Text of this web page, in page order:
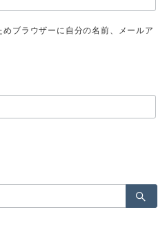
ブラウザーに自分の名前、メールア